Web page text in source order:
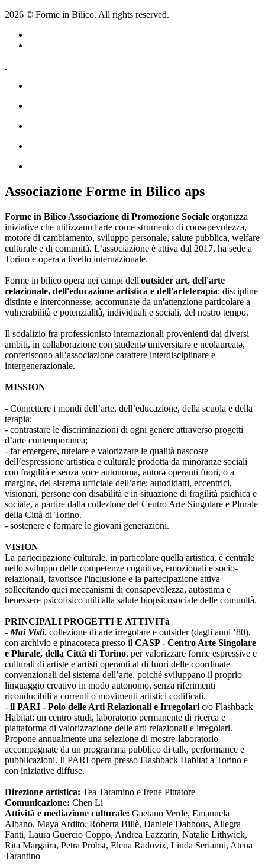
2026 © Forme in Bilico. All rights reserved.
Associazione Forme in Bilico aps
Forme in Bilico Associazione di Promozione Sociale organizza
iniziative che utilizzano l'arte come strumento di consapevolezza,
motore di cambiamento, sviluppo personale, salute pubblica, welfare
culturale e di comunità. L’associazione è attiva dal 2017, ha sede a
Torino e opera a livello internazionale.
Forme in bilico opera nei campi dell'outsider art, dell'arte
relazionale, dell'educazione artistica e dell'arteterapia: discipline
distinte e interconnesse, accomunate da un'attenzione particolare a
vulnerabilità e potenzialità, individuali e sociali, del nostro tempo.
Il sodalizio fra professionistə internazionali provenienti dai diversi
ambiti, in collaborazione con studentə universitarə e neolaureatə,
conferiscono all’associazione carattere interdisciplinare e
intergenerazionale.
MISSION
- Connettere i mondi dell’arte, dell’educazione, della scuola e della
terapia;
- contrastare le discriminazioni di ogni genere attraverso progetti
d’arte contemporanea;
- far emergere, tutelare e valorizzare le qualità nascoste
dell’espressione artistica e culturale prodotta da minoranze sociali
con fragilità e senza voce autonoma, autorə operanti fuori, o a
margine, del sistema ufficiale dell’arte: autodidatti, eccentrici,
visionari, persone con disabilità e in situazione di fragilità psichica e
sociale, a partire dalla collezione del Centro Arte Singolare e Plurale
della Città di Torino.
- sostenere e formare le giovani generazioni.
VISION
La partecipazione culturale, in particolare quella artistica, è centrale
nello sviluppo delle competenze cognitive, emozionali e socio-
relazionali, favorisce l'inclusione e la partecipazione attiva
sollecitando quei meccanismi di consapevolezza, autostima e
benessere psicofisico utili alla salute biopsicosociale delle comunità.
PRINCIPALI PROGETTI E ATTIVITà
- Mai Visti, collezione di arte irregolare e outsider (dagli anni ‘80),
con archivio e pinacoteca presso il CASP - Centro Arte Singolare
e Plurale, della Città di Torino, per valorizzare forme espressive e
culturali di artiste e artisti operanti al di fuori delle coordinate
convenzionali del sistema dell’arte, poiché sviluppano il proprio
linguaggio creativo in modo autonomo, senza riferimenti
riconducibili a correnti o movimenti artistici codificati.
- il PARI - Polo delle Arti Relazionali e Irregolari c/o Flashback
Habitat: un centro studi, laboratorio permanente di ricerca e
piattaforma di valorizzazione delle arti relazionali e irregolari.
Propone annualmente una selezione di mostre-laboratorio
accompagnate da un programma pubblico di talk, performance e
pubblicazioni. Il PARI opera presso Flashback Habitat a Torino e
con iniziative diffuse.
Direzione artistica: Tea Taramino e Irene Pittatore
Comunicazione: Chen Li
Attività e mediazione culturale: Gaetano Verde, Emanuela
Albano, Maya Ardito, Roberta Billè, Daniele Dabbous, Allegra
Fanti, Laura Guercio Coppo, Andrea Lazzarin, Natalie Lithwick,
Rita Margaira, Petra Probst, Elena Radovix, Linda Serianni, Atena
Tarantino